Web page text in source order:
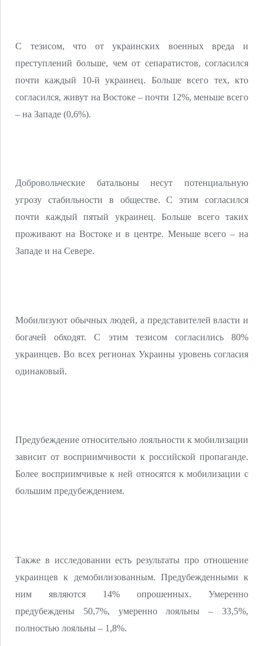
С тезисом, что от украинских военных вреда и
преступлений больше, чем от сепаратистов, согласился
почти каждый 10-й украинец. Больше всего тех, кто
согласился, живут на Востоке – почти 12%, меньше всего
– на Западе (0,6%).
Добровольческие батальоны несут потенциальную
угрозу стабильности в обществе. С этим согласился
почти каждый пятый украинец. Больше всего таких
проживают на Востоке и в центре. Меньше всего – на
Западе и на Севере.
Мобилизуют обычных людей, а представителей власти и
богачей обходят. С этим тезисом согласились 80%
украинцев. Во всех регионах Украины уровень согласия
одинаковый.
Предубеждение относительно лояльности к мобилизации
зависит от восприимчивости к российской пропаганде.
Более восприимчивые к ней относятся к мобилизации с
большим предубеждением.
Также в исследовании есть результаты про отношение
украинцев к демобилизованным. Предубежденными к
ним являются 14% опрошенных. Умеренно
предубеждены 50,7%, умеренно лояльны – 33,5%,
полностью лояльны – 1,8%.